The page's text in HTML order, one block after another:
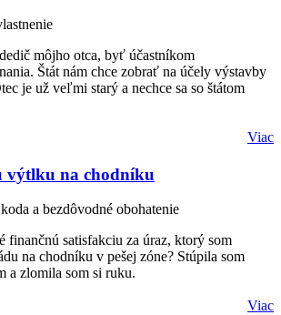
môjho otca, byť účastníkom
Štát nám chce zobrať na účely výstavby
je už veľmi starý a nechce sa so štátom
Viac
výtlku na chodníku
a bezdôvodné obohatenie
finančnú satisfakciu za úraz, ktorý som
na chodníku v pešej zóne? Stúpila som
a zlomila som si ruku.
Viac